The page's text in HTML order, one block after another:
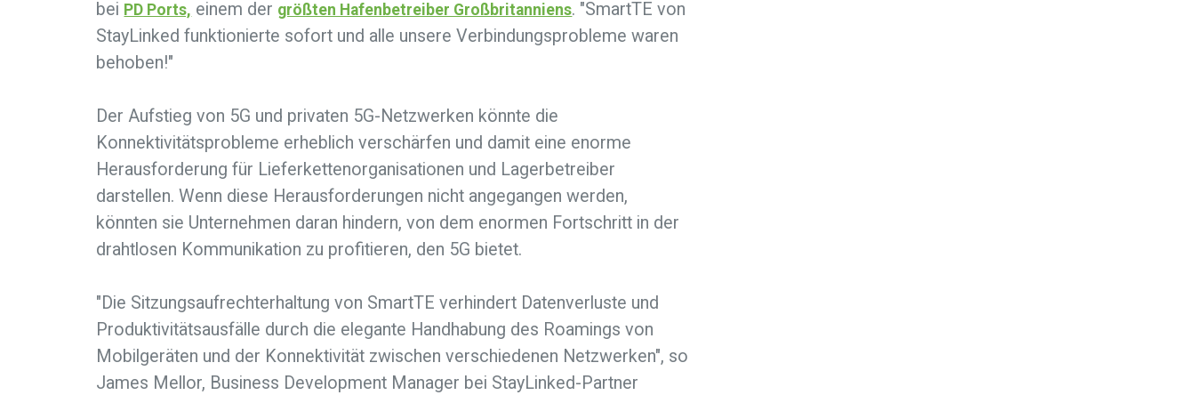
bei PD Ports, einem der größten Hafenbetreiber Großbritanniens. "SmartTE von
StayLinked funktionierte sofort und alle unsere Verbindungsprobleme waren
behoben!"
Der Aufstieg von 5G und privaten 5G-Netzwerken könnte die
Konnektivitätsprobleme erheblich verschärfen und damit eine enorme
Herausforderung für Lieferkettenorganisationen und Lagerbetreiber
darstellen. Wenn diese Herausforderungen nicht angegangen werden,
könnten sie Unternehmen daran hindern, von dem enormen Fortschritt in der
drahtlosen Kommunikation zu profitieren, den 5G bietet.
"Die Sitzungsaufrechterhaltung von SmartTE verhindert Datenverluste und
Produktivitätsausfälle durch die elegante Handhabung des Roamings von
Mobilgeräten und der Konnektivität zwischen verschiedenen Netzwerken", so
James Mellor, Business Development Manager bei StayLinked-Partner